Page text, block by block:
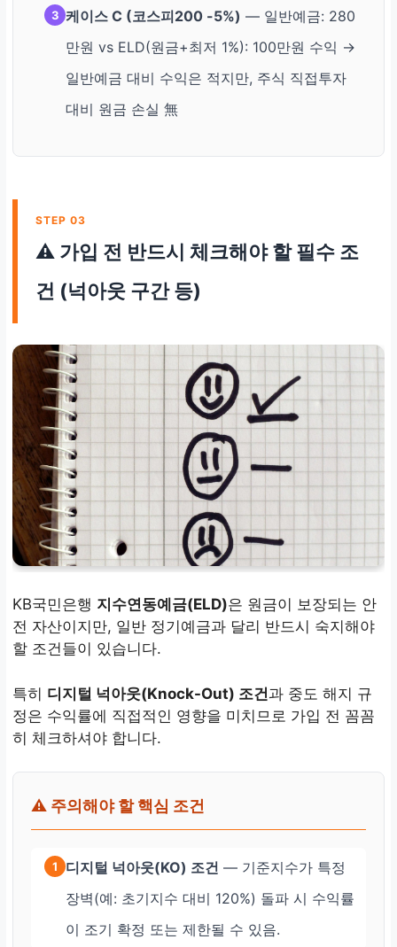
3 케이스 C (코스피200 -5%) — 일반예금: 280
만원 vs ELD(원금+최저 1%): 100만원 수익 →
일반예금 대비 수익은 적지만, 주식 직접투자
대비 원금 손실 無
STEP 03
⚠️ 가입 전 반드시 체크해야 할 필수 조
건 (넉아웃 구간 등)
KB국민은행 지수연동예금(ELD)은 원금이 보장되는 안
전 자산이지만, 일반 정기예금과 달리 반드시 숙지해야
할 조건들이 있습니다.
특히 디지털 넉아웃(Knock-Out) 조건과 중도 해지 규
정은 수익률에 직접적인 영향을 미치므로 가입 전 꼼꼼
히 체크하셔야 합니다.
⚠️ 주의해야 할 핵심 조건
1 디지털 넉아웃(KO) 조건 — 기준지수가 특정
장벽(예: 초기지수 대비 120%) 돌파 시 수익률
이 조기 확정 또는 제한될 수 있음.